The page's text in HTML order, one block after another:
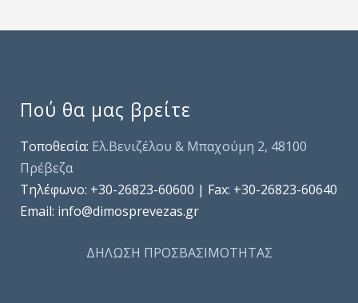
Πού θα μας βρείτε
Τοποθεσία: Ελ.Βενιζέλου & Μπαχούμη 2, 48100
Πρέβεζα
Τηλέφωνo: +30-26823-60600 | Fax: +30-26823-60640
Email: info@dimosprevezas.gr
ΔΗΛΩΣΗ ΠΡΟΣΒΑΣΙΜΟΤΗΤΑΣ